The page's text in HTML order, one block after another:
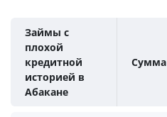
Займы с
плохой
кредитной
историей в
Абакане
Сумма